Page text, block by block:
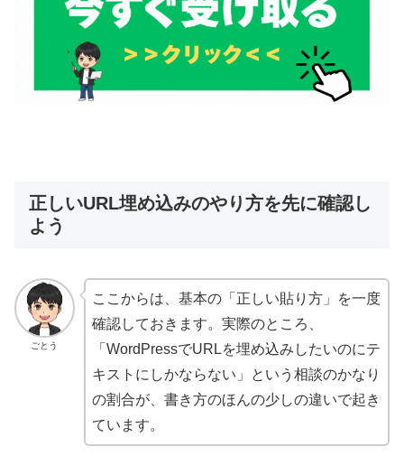
正しいURL埋め込みのやり方を先に確認し
よう
ごとう
ここからは、基本の「正しい貼り方」を一度
確認しておきます。実際のところ、
「WordPressでURLを埋め込みしたいのにテ
キストにしかならない」という相談のかなり
の割合が、書き方のほんの少しの違いで起き
ています。